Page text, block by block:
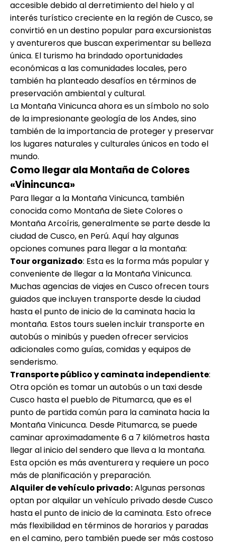
accesible debido al derretimiento del hielo y al
interés turístico creciente en la región de Cusco, se
convirtió en un destino popular para excursionistas
y aventureros que buscan experimentar su belleza
única. El turismo ha brindado oportunidades
económicas a las comunidades locales, pero
también ha planteado desafíos en términos de
preservación ambiental y cultural.
La Montaña Vinicunca ahora es un símbolo no solo
de la impresionante geología de los Andes, sino
también de la importancia de proteger y preservar
los lugares naturales y culturales únicos en todo el
mundo.
Como llegar ala Montaña de Colores
«Vinincunca»
Para llegar a la Montaña Vinicunca, también
conocida como Montaña de Siete Colores o
Montaña Arcoíris, generalmente se parte desde la
ciudad de Cusco, en Perú. Aquí hay algunas
opciones comunes para llegar a la montaña:
Tour organizado: Esta es la forma más popular y
conveniente de llegar a la Montaña Vinicunca.
Muchas agencias de viajes en Cusco ofrecen tours
guiados que incluyen transporte desde la ciudad
hasta el punto de inicio de la caminata hacia la
montaña. Estos tours suelen incluir transporte en
autobús o minibús y pueden ofrecer servicios
adicionales como guías, comidas y equipos de
senderismo.
Transporte público y caminata independiente:
Otra opción es tomar un autobús o un taxi desde
Cusco hasta el pueblo de Pitumarca, que es el
punto de partida común para la caminata hacia la
Montaña Vinicunca. Desde Pitumarca, se puede
caminar aproximadamente 6 a 7 kilómetros hasta
llegar al inicio del sendero que lleva a la montaña.
Esta opción es más aventurera y requiere un poco
más de planificación y preparación.
Alquiler de vehículo privado:Algunas personas
optan por alquilar un vehículo privado desde Cusco
hasta el punto de inicio de la caminata. Esto ofrece
más flexibilidad en términos de horarios y paradas
en el camino, pero también puede ser más costoso